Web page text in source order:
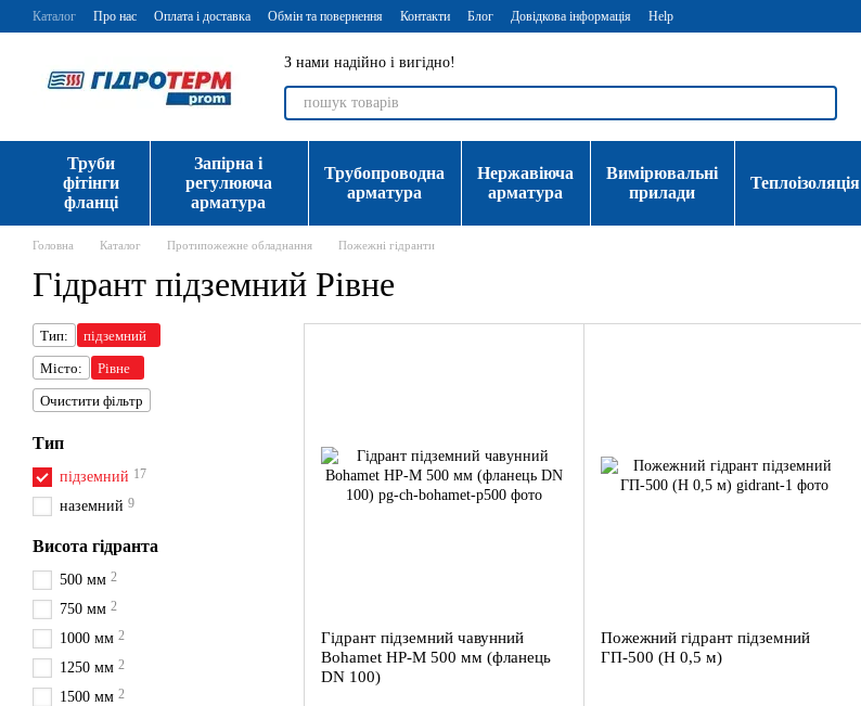
Перейти до основного контенту
Каталог Про нас Оплата і доставка Обмін та повернення Контакти Блог Довідкова інформація Help
З нами надійно і вигідно!
Труби
фітінги
фланці
Запірна і
регулююча
арматура
Трубопроводна
арматура
Нержавіюча
арматура
Вимірювальні
прилади
Теплоізоляція
Головна Каталог Протипожежне обладнання Пожежні гідранти
Гідрант підземний Рівне
Гідрант підземний чавунний
Bohamet HP-M 500 мм (фланець
DN 100)
Пожежний гідрант підземний
ГП-500 (H 0,5 м)
Тип:
підземний
Місто:
Рівне
Очистити фільтр
Тип
підземний 17
наземний 9
Висота гідранта
500 мм 2
750 мм 2
1000 мм 2
1250 мм 2
1500 мм 2